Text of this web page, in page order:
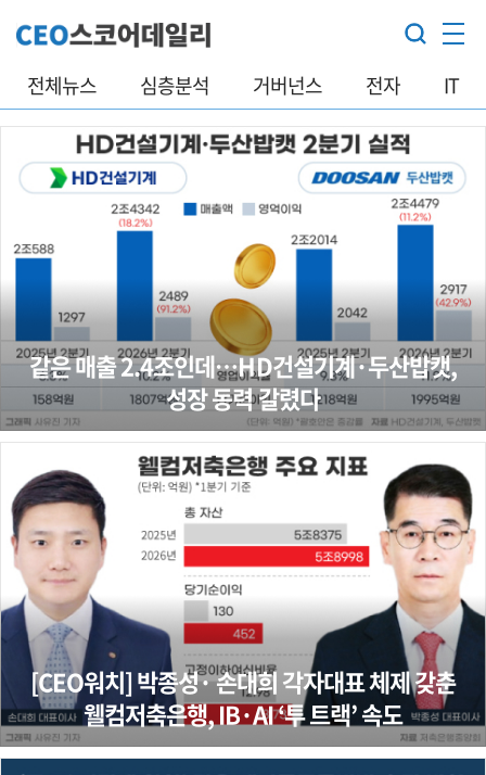
전체뉴스 심층분석 거버넌스 전자 IT
같은 매출 2.4조인데…HD건설기계·두산밥캣,
성장 동력 갈렸다
[CEO워치] 박종성· 손대희 각자대표 체제 갖춘
웰컴저축은행, IB·AI ‘투 트랙’ 속도